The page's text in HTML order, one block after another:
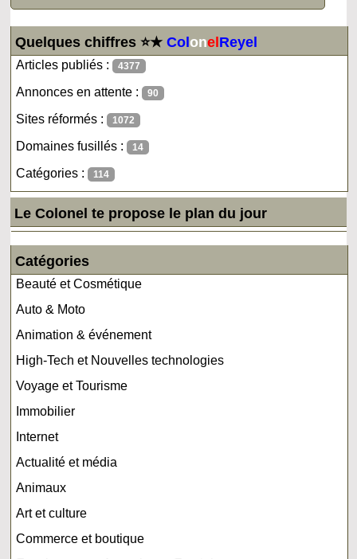
Quelques chiffres ⭐★ColonelReyel
Articles publiés : 4377
Annonces en attente : 90
Sites réformés : 1072
Domaines fusillés : 14
Catégories : 114
Le Colonel te propose le plan du jour
Catégories
Beauté et Cosmétique
Auto & Moto
Animation & événement
High-Tech et Nouvelles technologies
Voyage et Tourisme
Immobilier
Internet
Actualité et média
Animaux
Art et culture
Commerce et boutique